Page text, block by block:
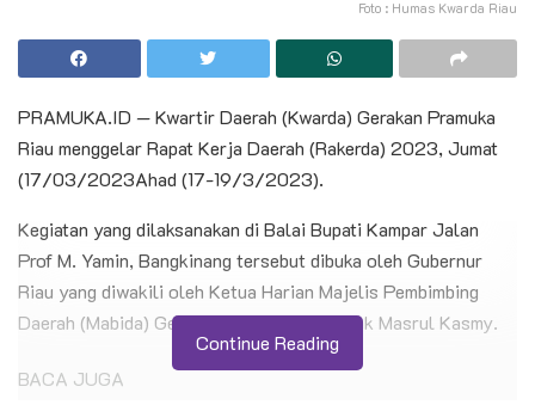
Foto : Humas Kwarda Riau
PRAMUKA.ID — Kwartir Daerah (Kwarda) Gerakan Pramuka
Riau menggelar Rapat Kerja Daerah (Rakerda) 2023, Jumat
(17/03/2023Ahad (17-19/3/2023).
Kegiatan yang dilaksanakan di Balai Bupati Kampar Jalan
Prof M. Yamin, Bangkinang tersebut dibuka oleh Gubernur
Riau yang diwakili oleh Ketua Harian Majelis Pembimbing
Daerah (Mabida) Gerakan Pramuka Riau, Kak Masrul Kasmy.
BACA JUGA
Continue Reading